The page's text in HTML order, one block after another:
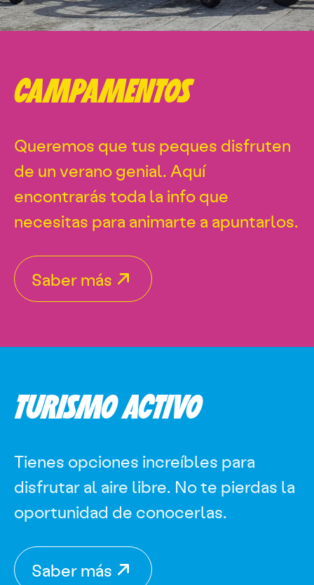
CAMPAMENTOS
Queremos que tus peques disfruten
de un verano genial. Aquí
encontrarás toda la info que
necesitas para animarte a apuntarlos.
Saber más
TURISMO ACTIVO
Tienes opciones increíbles para
disfrutar al aire libre. No te pierdas la
oportunidad de conocerlas.
Saber más